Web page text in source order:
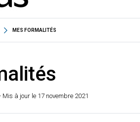
MES FORMALITÉS
Mis à jour le 17 novembre 2021